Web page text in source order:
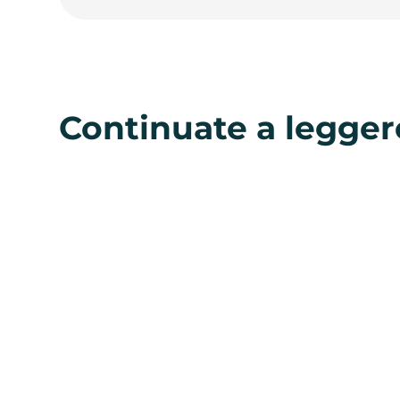
Continuate a